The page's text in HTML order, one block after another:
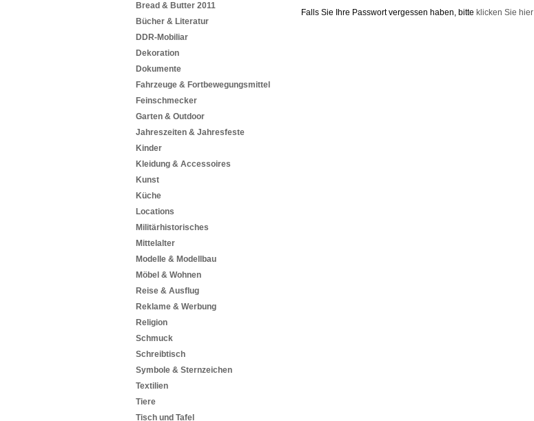
Bread & Butter 2011
Bücher & Literatur
DDR-Mobiliar
Dekoration
Dokumente
Fahrzeuge & Fortbewegungsmittel
Feinschmecker
Garten & Outdoor
Jahreszeiten & Jahresfeste
Kinder
Kleidung & Accessoires
Kunst
Küche
Locations
Militärhistorisches
Mittelalter
Modelle & Modellbau
Möbel & Wohnen
Reise & Ausflug
Reklame & Werbung
Religion
Schmuck
Schreibtisch
Symbole & Sternzeichen
Textilien
Tiere
Tisch und Tafel
Falls Sie Ihre Passwort vergessen haben, bitte klicken Sie hier